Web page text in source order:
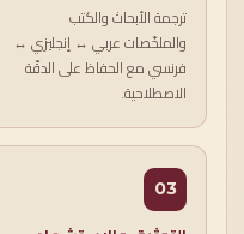
ترجمة الأبحاث والكتب
والملخّصات عربي ↔ إنجليزي ↔
فرنسي مع الحفاظ على الدقّة
الاصطلاحية.
03